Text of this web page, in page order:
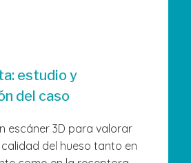
estudio y
del caso
escáner 3D para valorar
del hueso tanto en